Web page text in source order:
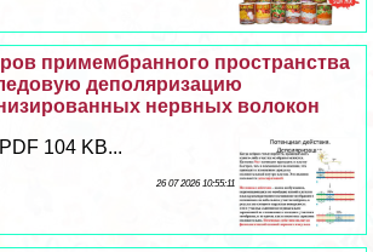
примембранного прострaнcтва
деполяризацию
нервных волокон
104 KB...
26 07 2026 10:55:11